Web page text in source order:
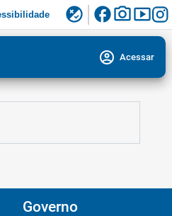
flaky facebookphoto_camerasmart_display
account_circle Acessar
Governo